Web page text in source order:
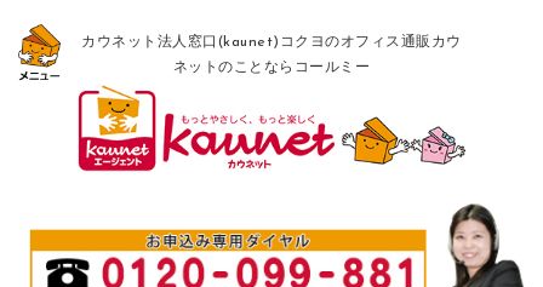
カウネット法人窓口(kaunet)コクヨのオフィス通販カウ
ネットのことならコールミー